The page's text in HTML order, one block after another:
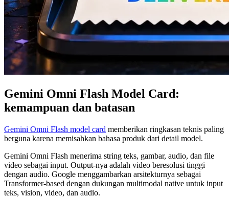
Gemini Omni Flash Model Card:
kemampuan dan batasan
Gemini Omni Flash model card memberikan ringkasan teknis paling
berguna karena memisahkan bahasa produk dari detail model.
Gemini Omni Flash menerima string teks, gambar, audio, dan file
video sebagai input. Output-nya adalah video beresolusi tinggi
dengan audio. Google menggambarkan arsitekturnya sebagai
Transformer-based dengan dukungan multimodal native untuk input
teks, vision, video, dan audio.